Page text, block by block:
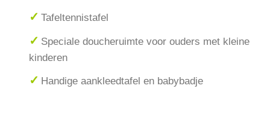
Tafeltennistafel
Speciale doucheruimte voor ouders met kleine
kinderen
Handige aankleedtafel en babybadje